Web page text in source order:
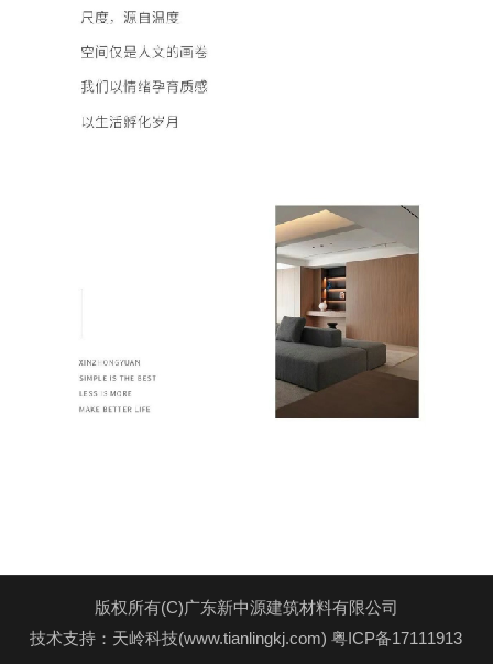
版权所有(C)广东新中源建筑材料有限公司
技术支持：天岭科技(www.tianlingkj.com)粤ICP备17111913